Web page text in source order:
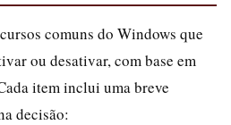
comuns do Windows que
ou desativar, com base em
item inclui uma breve
decisão: